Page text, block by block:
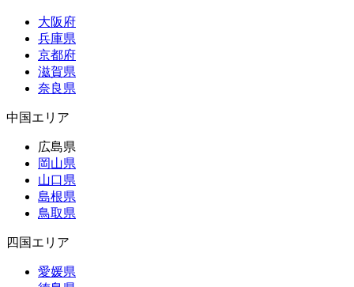
大阪府
兵庫県
京都府
滋賀県
奈良県
中国エリア
広島県
岡山県
山口県
島根県
鳥取県
四国エリア
愛媛県